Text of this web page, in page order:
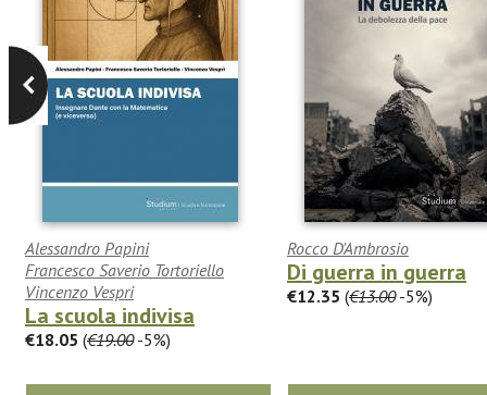
Alessandro Papini
Francesco Saverio Tortoriello
Vincenzo Vespri
La scuola indivisa
€18.05 (€19.00-5%)
Rocco D'Ambrosio
Di guerra in guerra
€12.35 (€13.00-5%)